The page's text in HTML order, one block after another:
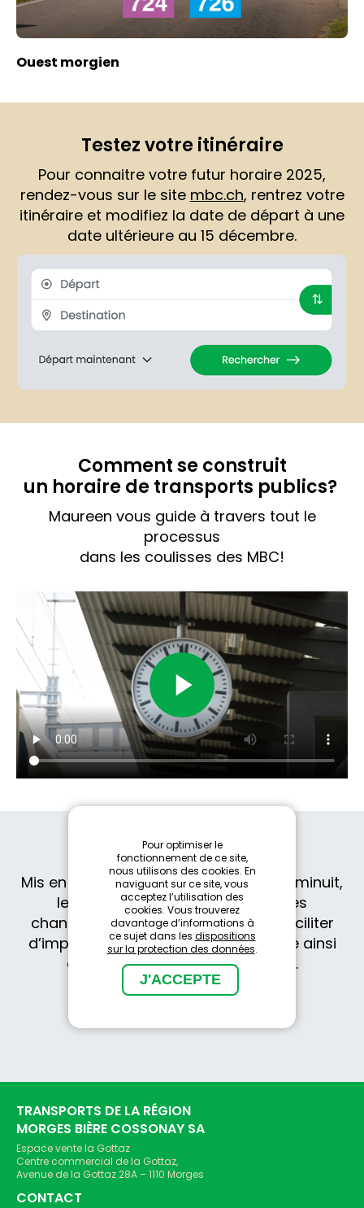
Pour optimiser le
fonctionnement de ce site,
nous utilisons des cookies. En
naviguant sur ce site, vous
acceptez l’utilisation des
cookies. Vous trouverez
davantage d’informations à
ce sujet dans les dispositions
sur la protection des données.
Ouest morgien
Testez votre itinéraire
Pour connaitre votre futur horaire 2025,
rendez-vous sur le site mbc.ch, rentrez votre
itinéraire et modifiez la date de départ à une
date ultérieure au 15 décembre.
Comment se construit
un horaire de transports publics?
Maureen vous guide à travers tout le
processus
dans les coulisses des MBC!
Mis en service le 15 décembre 2024 à minuit,
le
nouvel horaire CFFapporte des
changements majeurs destinés à faciliter
d’importants travaux d’infrastructure ainsi
que pour assurer la ponctualité.
TRANSPORTS DE LA RÉGION
MORGES BIÈRE COSSONAY SA
Espace vente la Gottaz
Centre commercial de la Gottaz,
Avenue de la Gottaz 28A – 1110 Morges
CONTACT